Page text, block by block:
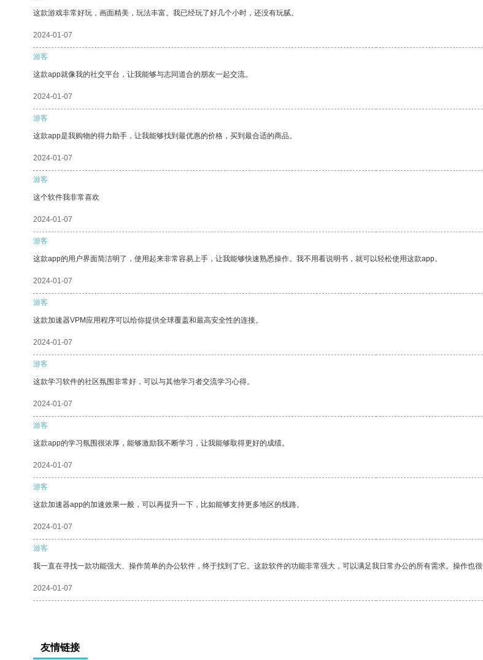
这款游戏非常好玩，画面精美，玩法丰富。我已经玩了好几个小时，还没有玩腻。
2024-01-07
游客
这款app就像我的社交平台，让我能够与志同道合的朋友一起交流。
2024-01-07
游客
这款app是我购物的得力助手，让我能够找到最优惠的价格，买到最合适的商品。
2024-01-07
游客
这个软件我非常喜欢
2024-01-07
游客
这款app的用户界面简洁明了，使用起来非常容易上手，让我能够快速熟悉操作。我不用看说明书，就可以轻松使用这款app。
2024-01-07
游客
这款加速器VPM应用程序可以给你提供全球覆盖和最高安全性的连接。
2024-01-07
游客
这款学习软件的社区氛围非常好，可以与其他学习者交流学习心得。
2024-01-07
游客
这款app的学习氛围很浓厚，能够激励我不断学习，让我能够取得更好的成绩。
2024-01-07
游客
这款加速器app的加速效果一般，可以再提升一下，比如能够支持更多地区的线路。
2024-01-07
游客
我一直在寻找一款功能强大、操作简单的办公软件，终于找到了它。这款软件的功能非常强大，可以满足我日常办公的所有需求。操作也很
2024-01-07
友情链接